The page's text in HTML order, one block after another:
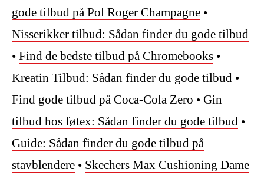
gode tilbud på Pol Roger Champagne •
Nisserikker tilbud: Sådan finder du gode tilbud
• Find de bedste tilbud på Chromebooks •
Kreatin Tilbud: Sådan finder du gode tilbud •
Find gode tilbud på Coca-Cola Zero • Gin
tilbud hos føtex: Sådan finder du gode tilbud •
Guide: Sådan finder du gode tilbud på
stavblendere • Skechers Max Cushioning Dame